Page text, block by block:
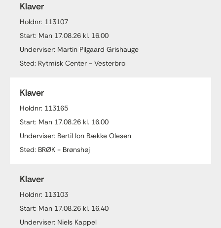
Klaver
Holdnr: 113107
Start: Man 17.08.26 kl. 16.00
Underviser: Martin Pilgaard Grishauge
Sted: Rytmisk Center - Vesterbro
Klaver
Holdnr: 113165
Start: Man 17.08.26 kl. 16.00
Underviser: Bertil Ion Bække Olesen
Sted: BRØK - Brønshøj
Klaver
Holdnr: 113103
Start: Man 17.08.26 kl. 16.40
Underviser: Niels Kappel